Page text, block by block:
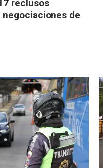
reclusos
negociaciones de